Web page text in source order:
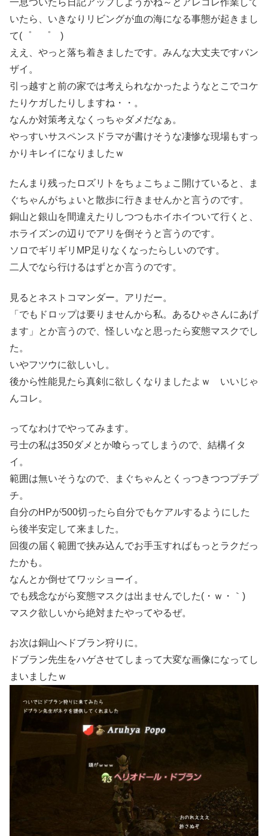
いたら、いきなりリビングが血の海になる事態が起きまし
て(゜ ゜ )
ええ、やっと落ち着きましたです。みんな大丈夫ですバン
ザイ。
引っ越すと前の家では考えられなかったようなとこでコケ
たりケガしたりしますね・・。
なんか対策考えなくっちゃダメだなぁ。
やっすいサスペンスドラマが書けそうな凄惨な現場もすっ
かりキレイになりましたｗ
たんまり残ったロズリトをちょこちょこ開けていると、ま
ぐちゃんがちょいと散歩に行きませんかと言うのです。
銅山と銀山を間違えたりしつつもホイホイついて行くと、
ホライズンの辺りでアリを倒そうと言うのです。
ソロでギリギリMP足りなくなったらしいのです。
二人でなら行けるはずとか言うのです。
見るとネストコマンダー。アリだー。
「でもドロップは要りませんから私。あるひゃさんにあげ
ます」とか言うので、怪しいなと思ったら変態マスクでし
た。
いやフツウに欲しいし。
後から性能見たら真剣に欲しくなりましたよｗ いいじゃ
んコレ。
ってなわけでやってみます。
弓士の私は350ダメとか喰らってしまうので、結構イタ
イ。
範囲は無いそうなので、まぐちゃんとくっつきつつプチプ
チ。
自分のHPが500切ったら自分でもケアルするようにした
ら後半安定して来ました。
回復の届く範囲で挟み込んでお手玉すればもっとラクだっ
たかも。
なんとか倒せてワッショーイ。
でも残念ながら変態マスクは出ませんでした(・ｗ・｀)
マスク欲しいから絶対またやってやるぜ。
お次は銅山へドブラン狩りに。
ドブラン先生をハゲさせてしまって大変な画像になってし
まいましたｗ